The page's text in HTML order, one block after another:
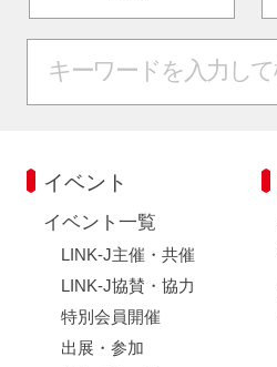
イベント
イベント一覧
LINK-J主催・共催
LINK-J協賛・協力
特別会員開催
出展・参加